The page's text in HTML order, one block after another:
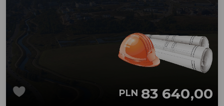
PLN 83 640,00